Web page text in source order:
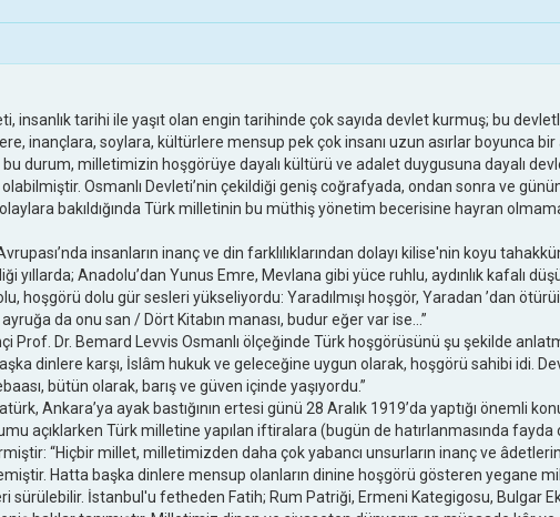
insanlık tarihi ile yaşıt olan engin tarihinde çok sayıda devlet kurmuş; bu
inançlara, soylara, kültürlere mensup pek çok insanı uzun asırlar boyunca bir
durum, milletimizin hoşgörüye dayalı kültürü ve adalet duygusuna dayalı
Osmanlı Devleti’nin çekildiği geniş coğrafyada, ondan sonra ve
bakıldığında Türk milletinin bu müthiş yönetim becerisine hayran
insanların inanç ve din farklılıklarından dolayı kilise'nin koyu
yıllarda; Anadolu’dan Yunus Emre, Mevlana gibi yüce ruhlu, aydınlık kafalı
hoşgörü dolu gür sesleri yükseliyordu: Yaradılmışı hoşgör, Yaradan ’dan
ayruğa da onu san / Dört Kitabın manası, budur eğer var ise...”
Prof. Dr. Bemard Levvis Osmanlı ölçeğinde Türk hoşgörüsünü şu şekilde
dinlere karşı, İslâm hukuk ve geleceğine uygun olarak, hoşgörü sahibi idi.
bütün olarak, barış ve güven içinde yaşıyordu.”
Ankara’ya ayak bastığının ertesi günü 28 Aralık 1919’da yaptığı önemli
açıklarken Türk milletine yapılan iftiralara (bugün de hatırlanmasında fayda
“Hiçbir millet, milletimizden daha çok yabancı unsurların inanç ve
Hatta başka dinlere mensup olanların dinine hoşgörü gösteren yegane
sürülebilir. İstanbul'u fetheden Fatih; Rum Patriği, Ermeni Kategigosu, Bulgar